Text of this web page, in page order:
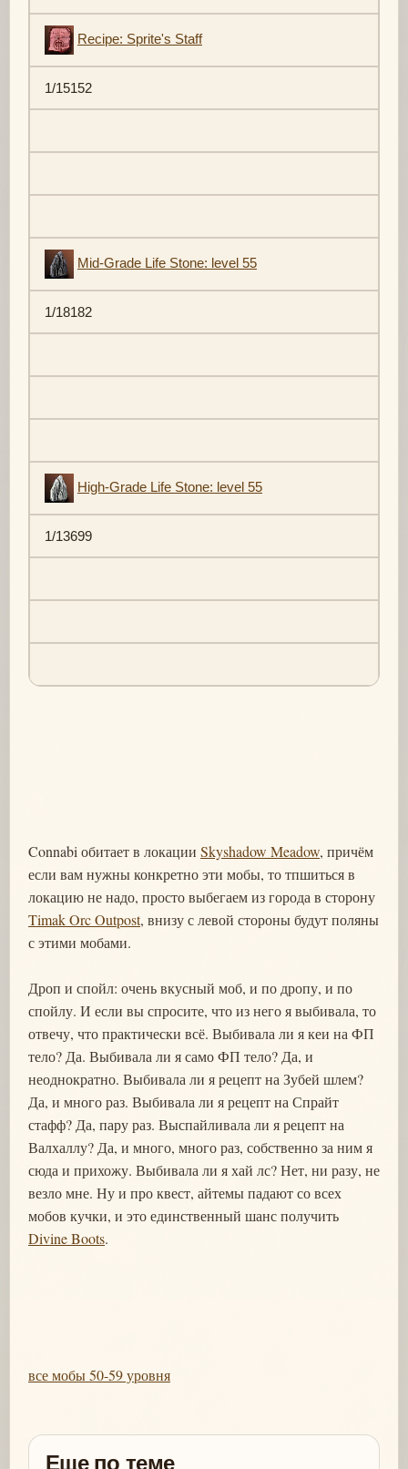
Recipe: Sprite's Staff
1/15152
Mid-Grade Life Stone: level 55
1/18182
High-Grade Life Stone: level 55
1/13699
Connabi обитает в локации Skyshadow Meadow, причём
если вам нужны конкретно эти мобы, то тпшиться в
локацию не надо, просто выбегаем из города в сторону
Timak Orc Outpost, внизу с левой стороны будут поляны
с этими мобами.
Дроп и спойл: очень вкусный моб, и по дропу, и по
спойлу. И если вы спросите, что из него я выбивала, то
отвечу, что практически всё. Выбивала ли я кеи на ФП
тело? Да. Выбивала ли я само ФП тело? Да, и
неоднократно. Выбивала ли я рецепт на Зубей шлем?
Да, и много раз. Выбивала ли я рецепт на Спрайт
стафф? Да, пару раз. Выспайливала ли я рецепт на
Валхаллу? Да, и много, много раз, собственно за ним я
сюда и прихожу. Выбивала ли я хай лс? Нет, ни разу, не
везло мне. Ну и про квест, айтемы падают со всех
мобов кучки, и это единственный шанс получить
Divine Boots.
все мобы 50-59 уровня
Еще по теме